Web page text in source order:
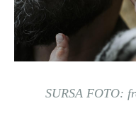
SURSA FOTO: